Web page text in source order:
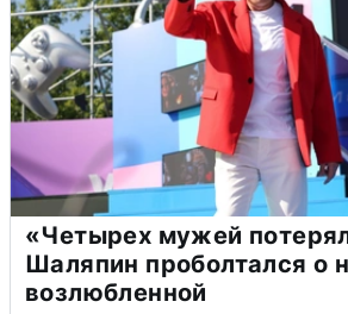
«Четырех мужей
Шаляпин проболтался о
возлюбленной